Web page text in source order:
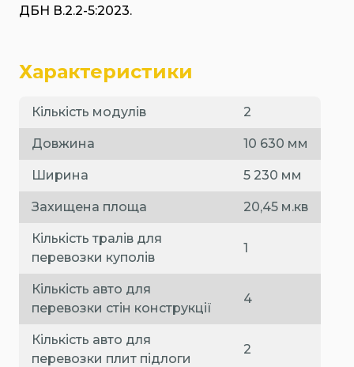
ДБН В.2.2-5:2023.
Характеристики
Кількість модулів 2
Довжина 10 630 мм
Ширина 5 230 мм
Захищена площа 20,45 м.кв
Кількість тралів для
перевозки куполів
1
Кількість авто для
перевозки стін конструкції
4
Кількість авто для
перевозки плит підлоги
2